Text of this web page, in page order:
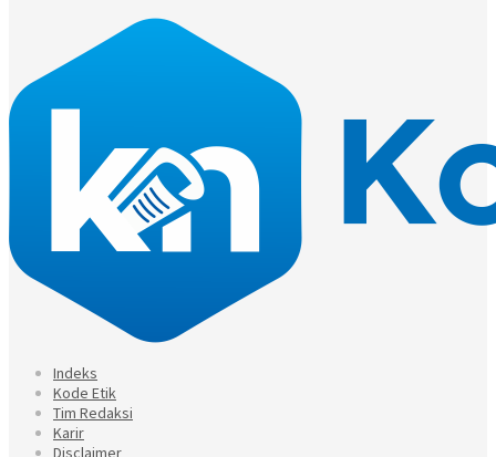
Indeks
Kode Etik
Tim Redaksi
Karir
Disclaimer